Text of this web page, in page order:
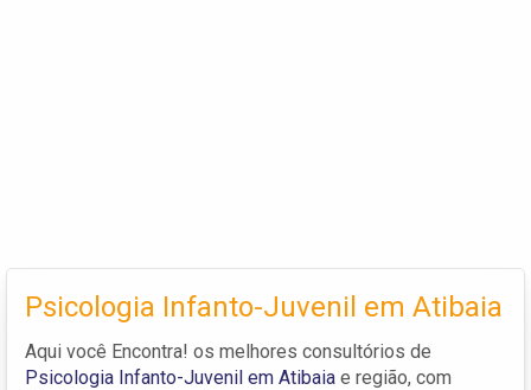
Psicologia Infanto-Juvenil em Atibaia
Aqui você Encontra! os melhores consultórios de
Psicologia Infanto-Juvenil em Atibaia e região, com